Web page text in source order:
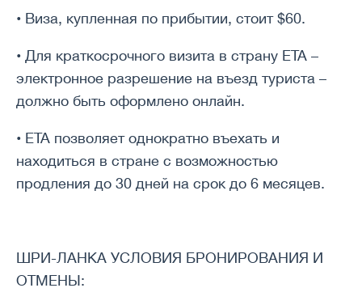
• Виза, купленная по прибытии, стоит $60.
• Для краткосрочного визита в страну ETA –
электронное разрешение на въезд туриста –
должно быть оформлено онлайн.
• ETA позволяет однократно въехать и
находиться в стране с возможностью
продления до 30 дней на срок до 6 месяцев.
ШРИ-ЛАНКА УСЛОВИЯ БРОНИРОВАНИЯ И
ОТМЕНЫ: